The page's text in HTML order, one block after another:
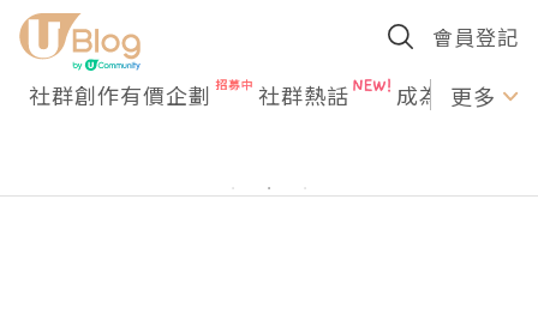
會員登記
社群創作有價企劃 社群熱話 成為U更多